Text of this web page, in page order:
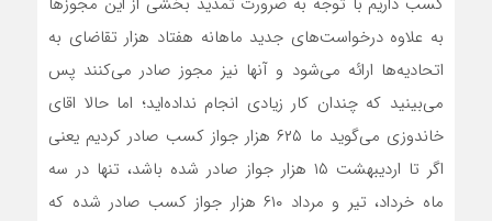
به علاوه درخواست‌های جدید ماهانه هفتاد هزار تقاضای به
اتحادیه‌ها ارائه می‌شود و آنها نیز مجوز صادر می‌کنند پس
می‌بینید که چندان کار زیادی انجام نداده‌اید؛ اما حالا اقای
خاندوزی می‌گوید ما ۶۲۵ هزار جواز کسب صادر کردیم یعنی
اگر تا اردیبهشت ۱۵ هزار جواز صادر شده باشد، تنها در سه
ماه خرداد، تیر و مرداد ۶۱۰ هزار جواز کسب صادر شده که